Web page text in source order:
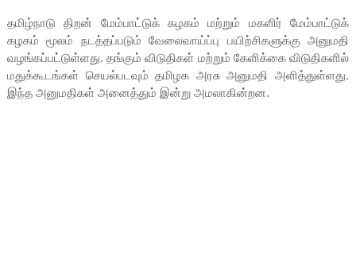
தமிழ்நாடு திறன் மேம்பாட்டுக் கழகம் மற்றும் மகளிர் மேம்பாட்டுக்
கழகம் மூலம் நடத்தப்படும் வேலைவாய்ப்பு பயிற்சிகளுக்கு அனுமதி
வழங்கப்பட்டுள்ளது. தங்கும் விடுதிகள் மற்றும் கேளிக்கை விடுதிகளில்
மதுக்கூடங்கள் செயல்படவும் தமிழக அரசு அனுமதி அளித்துள்ளது.
இந்த அனுமதிகள் அனைத்தும் இன்று அமலாகின்றன.